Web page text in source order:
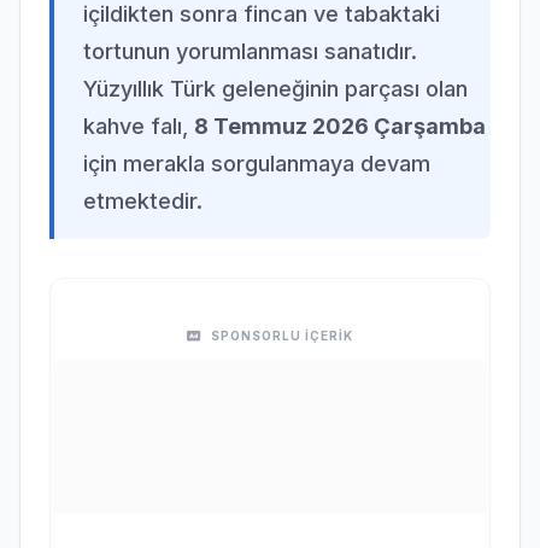
içildikten sonra fincan ve tabaktaki
tortunun yorumlanması sanatıdır.
Yüzyıllık Türk geleneğinin parçası olan
kahve falı, 8 Temmuz 2026 Çarşamba
için merakla sorgulanmaya devam
etmektedir.
SPONSORLU İÇERİK